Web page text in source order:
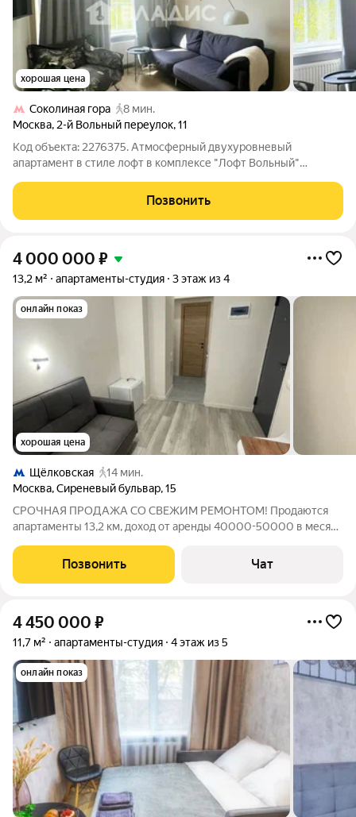
хорошая цена
Соколиная гора
8 мин.
Москва, 2-й Вольный переулок,11
Код объекта: 2276375. Атмосферный двухуровневый
апартамент в стиле лофт в комплексе "Лофт Вольный"
отделкой в стиле лофт. Огромное панорамное окно с видом на
зеленую улицу. Потолок на первом
Позвонить
4 000 000 ₽
13,2 м² апартаменты-студия 3 этаж из 4
онлайн показ
хорошая цена
Щёлковская
14 мин.
Москва,Сиреневый бульвар,15
СРОЧНАЯ ПРОДАЖА СО СВЕЖИМ РЕМОНТОМ! Продаются
апартаменты 13,2 км, доход от аренды 40000-50000 в месяц,
спальное место, холодильник, страстная машина, консьерж
сервис обеспечивает комфорт и
Позвонить Чат
4 450 000 ₽
11,7 м² апартаменты-студия 4 этаж из 5
онлайн показ